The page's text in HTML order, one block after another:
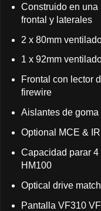
Construido en una
frontal y laterales
2 x 80mm
1 x 92mm
Frontal con lector
firewire
Aislantes de
Optional MCE & IR
Capacidad parar
HM100
Optical drive
Pantalla VF310